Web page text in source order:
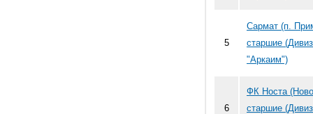
5
Сармат (п.
старшие
"Аркаим")
6
ФК Носта
старшие